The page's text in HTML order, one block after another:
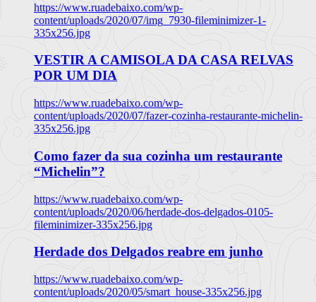
https://www.ruadebaixo.com/wp-
content/uploads/2020/07/img_7930-fileminimizer-1-
335x256.jpg
VESTIR A CAMISOLA DA CASA RELVAS
POR UM DIA
https://www.ruadebaixo.com/wp-
content/uploads/2020/07/fazer-cozinha-restaurante-michelin-
335x256.jpg
Como fazer da sua cozinha um restaurante
“Michelin”?
https://www.ruadebaixo.com/wp-
content/uploads/2020/06/herdade-dos-delgados-0105-
fileminimizer-335x256.jpg
Herdade dos Delgados reabre em junho
https://www.ruadebaixo.com/wp-
content/uploads/2020/05/smart_house-335x256.jpg